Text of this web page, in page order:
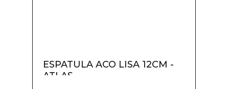
ESPATULA ACO LISA 12CM -
ATLAS